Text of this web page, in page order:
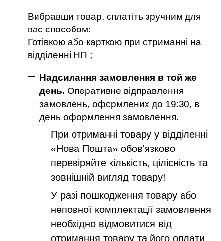
Вибравши товар, сплатіть зручним для
вас способом:
Готівкою або карткою при отриманні на
відділенні НП ;
Надсилання замовлення в той же
день. Оперативне відправлення
замовлень, оформлених до 19:30, в
день оформлення замовлення.
При отриманні товару у відділенні
«Нова Пошта» обов'язково
перевіряйте кількість, цілісність та
зовнішній вигляд товару!
У разі пошкодження товару або
неповної комплектації замовлення
необхідно відмовитися від
отримання товару та його оплати,